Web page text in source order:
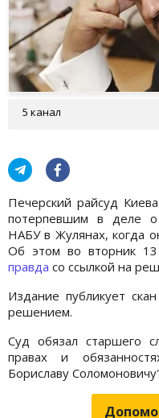
5 канал
Печерский райсуд
потерпевшим в деле о
НАБУ в Жулянах, когда
Об этом во вторник
правда со ссылкой на
Издание публикует
решением.
Суд обязал старшего
правах и
Бориславу